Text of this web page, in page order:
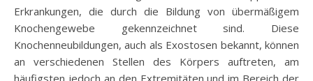
Erkrankungen, die durch die Bildung von übermäßigem
Knochengewebe gekennzeichnet sind. Diese
Knochenneubildungen, auch als Exostosen bekannt, können
an verschiedenen Stellen des Körpers auftreten, am
häufigsten jedoch an den Extremitäten und im Bereich der